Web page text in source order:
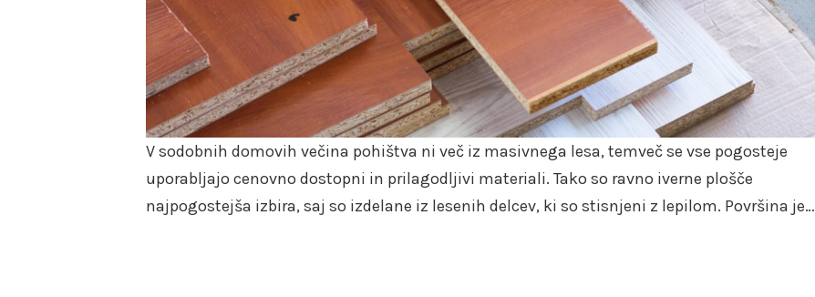
V sodobnih domovih večina pohištva ni več iz masivnega lesa, temveč se vse pogosteje
uporabljajo cenovno dostopni in prilagodljivi materiali. Tako so ravno iverne plošče
najpogostejša izbira, saj so izdelane iz lesenih delcev, ki so stisnjeni z lepilom. Površina je…